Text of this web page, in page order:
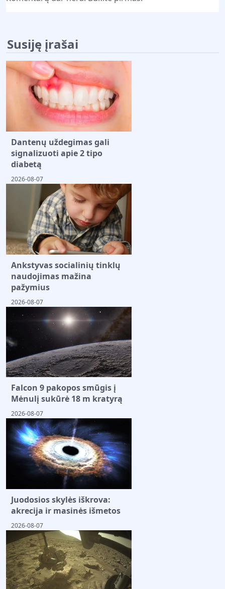
Susiję įrašai
Dantenų uždegimas gali
signalizuoti apie 2 tipo
diabetą
2026-08-07
Ankstyvas socialinių tinklų
naudojimas mažina
pažymius
2026-08-07
Falcon 9 pakopos smūgis į
Mėnulį sukūrė 18 m kratyrą
2026-08-07
Juodosios skylės iškrova:
akrecija ir masinės išmetos
2026-08-07